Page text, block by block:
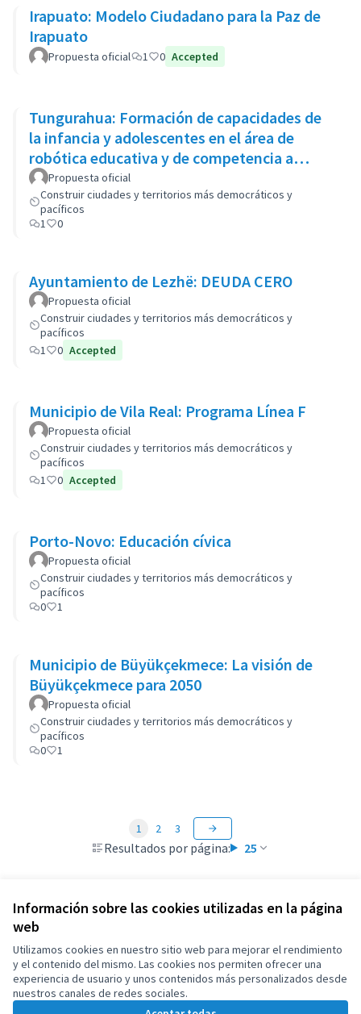
Información sobre las cookies utilizadas en la página
web
Utilizamos cookies en nuestro sitio web para mejorar el rendimiento
y el contenido del mismo. Las cookies nos permiten ofrecer una
experiencia de usuario y unos contenidos más personalizados desde
nuestros canales de redes sociales.
Irapuato: Modelo Ciudadano para la Paz de
Irapuato
Propuesta oficial 1 0 Accepted
Tungurahua: Formación de capacidades de
la infancia y adolescentes en el área de
robótica educativa y de competencia a
través de la educación Stem
Propuesta oficial
Construir ciudades y territorios más democráticos y
pacíficos
1
0
Ayuntamiento de Lezhë: DEUDA CERO
Propuesta oficial
Construir ciudades y territorios más democráticos y
pacíficos
1
0 Accepted
Municipio de Vila Real: Programa Línea F
Propuesta oficial
Construir ciudades y territorios más democráticos y
pacíficos
1
0 Accepted
Porto-Novo: Educación cívica
Propuesta oficial
Construir ciudades y territorios más democráticos y
pacíficos
0
1
Municipio de Büyükçekmece: La visión de
Büyükçekmece para 2050
Propuesta oficial
Construir ciudades y territorios más democráticos y
pacíficos
0
1
Resultados por página: 25
1 2 3
Términos y condiciones de uso
Configuración de cookies
OIDP en X
(Enlace externo)
OIDP en Facebook
(Enlace externo)
OIDP en YouTube
(Enlace externo)
Castellano
Choose languageChoisir la langueElegir el idioma